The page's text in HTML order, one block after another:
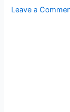
Leave a